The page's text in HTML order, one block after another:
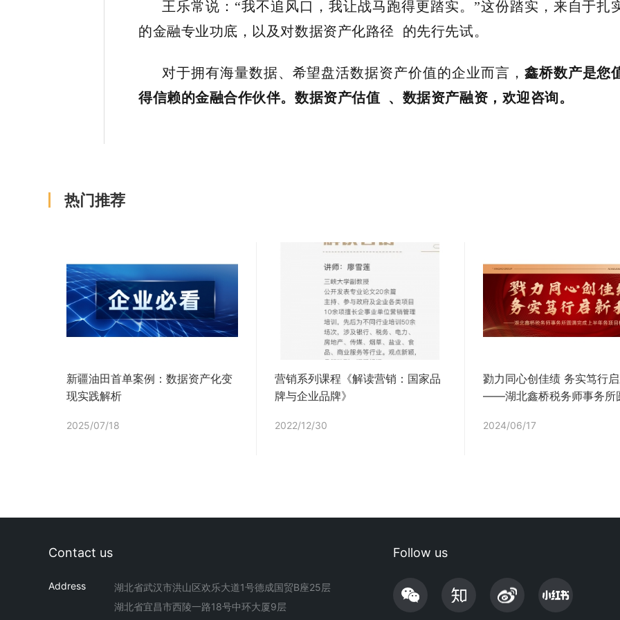
王乐常说： “我不追风口，我让战马跑得更踏实。”这份踏实，来自于扎
的金融专业功底，以及对数据资产化路径 的先行先试。
对于拥有海量数据、希望盘活数据资产价值的企业而言， 鑫桥数产是您
得信赖的金融合作伙伴。 数据资产估值 、数据资产融资，欢迎咨询。
热门推荐
新疆油田首单案例：数据资产化变
现实践解析
2025/07/18
营销系列课程《解读营销：国家品
牌与企业品牌》
2022/12/30
勠力同心创佳绩 务实笃行
——湖北鑫桥税务师事务所
2024/06/17
Contact us
Address
湖北省武汉市洪山区欢乐大道1号德成国贸B座25层
湖北省宜昌市西陵一路18号中环大厦9层
Follow us